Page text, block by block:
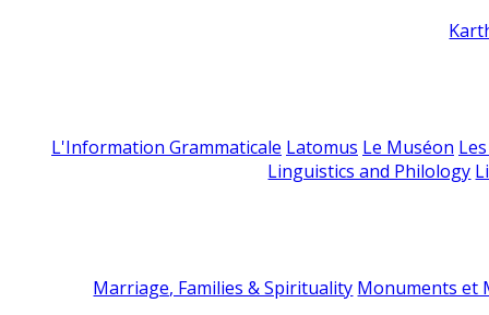
L'Information Grammaticale Latomus Le Muséon
Linguistics and Philology
Marriage, Families & Spirituality Monuments et